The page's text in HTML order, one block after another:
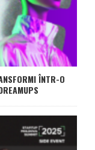
ÎNTR-O